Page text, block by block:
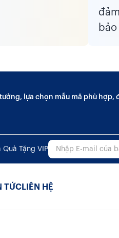
lựa chọn mẫu mã phù hợp,
Tặng VIP
TỨCLIÊN HỆ